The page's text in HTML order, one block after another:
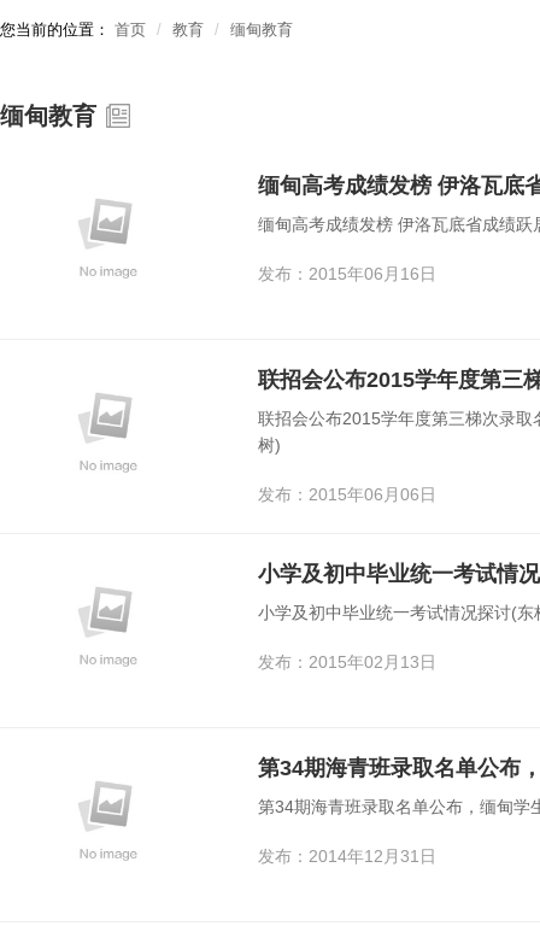
您当前的位置： 首页 教育 缅甸教育
缅甸教育
缅甸高考成绩发榜 伊洛瓦底
缅甸高考成绩发榜 伊洛瓦底省成绩跃
发布：2015年06月16日
联招会公布2015学年度第三梯次录取
树)
发布：2015年06月06日
小学及初中毕业统一考试情
发布：2015年02月13日
第34期海青班录取名单公布，缅甸学
发布：2014年12月31日